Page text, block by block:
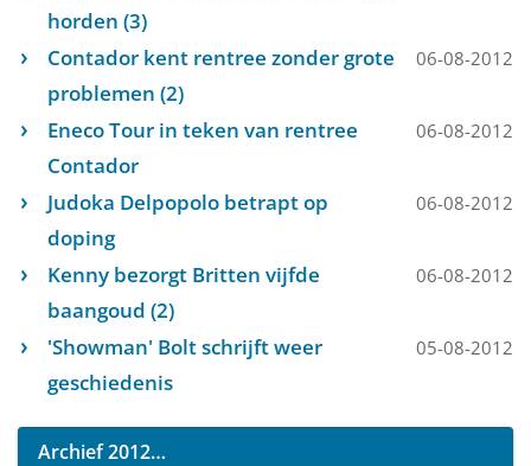
horden (3)
Contador kent rentree zonder grote
problemen (2)
06-08-2012
Eneco Tour in teken van rentree
Contador
06-08-2012
Judoka Delpopolo betrapt op
doping
06-08-2012
Kenny bezorgt Britten vijfde
baangoud (2)
06-08-2012
'Showman' Bolt schrijft weer
geschiedenis
05-08-2012
Archief 2012